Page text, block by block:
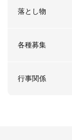
落とし物
各種募集
行事関係